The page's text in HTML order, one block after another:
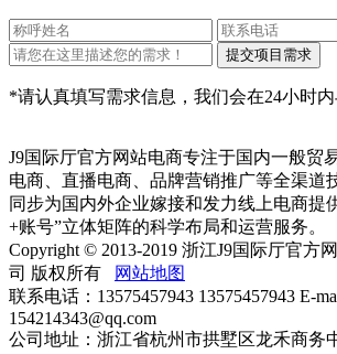
*请认真填写需求信息，我们会在24小时内
J9国际厅官方网站电商专注于国内一般贸
电商、直播电商、品牌营销推广等全渠道
同步为国内外企业嫁接和发力线上电商提
+账号”立体矩阵的科学布局和运营服务。
Copyright © 2013-2019 浙江J9国际厅官方
司 版权所有
网站地图
联系电话：13575457943 13575457943 E-
154214343@qq.com
公司地址：浙江省杭州市拱墅区龙禾商务